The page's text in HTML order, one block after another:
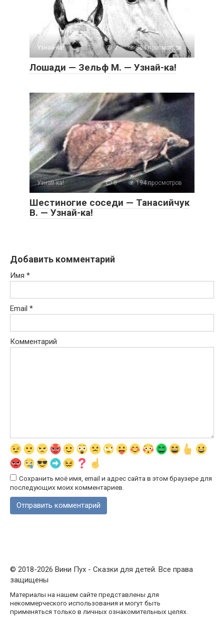
Узнай-ка! 0 304 просмотров
Лошади — Зельф М. — Узнай-ка!
Узнай-ка! 0 194 просмотров
Шестиногие соседи — Танасийчук
В. — Узнай-ка!
Добавить комментарий
Имя *
Email *
Комментарий
Сохранить моё имя, email и адрес сайта в этом браузере для
последующих моих комментариев.
© 2018-2026 Вини Пух - Сказки для детей. Все права
защищены
Материалы на нашем сайте представлены для
некоммерческого использования и могут быть
применяться только в личных ознакомительных целях.